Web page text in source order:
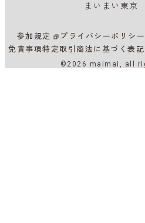
まいまい東京
参加規定
プライバシーポリシー
免責事項特定取引商法に基づく表記
©2026 maimai, all